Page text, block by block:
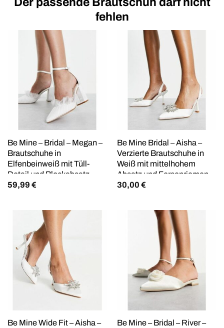
fehlen
Be Mine – Bridal – Megan –
Brautschuhe in
Elfenbeinweiß mit Tüll-
Detail und Blockabsatz,
weite Passform
59,99 €
Be Mine Bridal – Aisha –
Verzierte Brautschuhe in
Weiß mit mittelhohem
Absatz und Fersenriemen
30,00 €
Be Mine Wide Fit – Aisha –
Be Mine – Bridal – River –